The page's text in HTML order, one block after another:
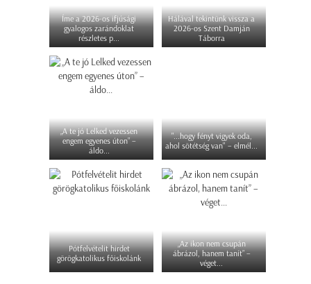
Íme a 2026-os ifjúsági
gyalogos zarándoklat
részletes p...
Hálával tekintünk vissza a
2026-os Szent Damján
Táborra
„A te jó Lelked vezessen
engem egyenes úton” –
áldo...
"...hogy fényt vigyek oda,
ahol sötétség van" – elmél...
Pótfelvételit hirdet
görögkatolikus főiskolánk
„Az ikon nem csupán
ábrázol, hanem tanít” –
véget...